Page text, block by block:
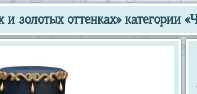
и золотых оттенках» категории